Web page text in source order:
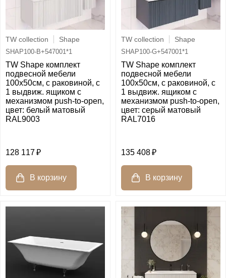
TW collection Shape
SHAP100-B+547001*1
TW Shape комплект
подвесной мебели
100х50см, с раковиной, с
1 выдвиж. ящиком с
механизмом push-to-open,
цвет: белый матовый
RAL9003
128 117
TW collection Shape
SHAP100-G+547001*1
TW Shape комплект
подвесной мебели
100х50см, с раковиной, с
1 выдвиж. ящиком с
механизмом push-to-open,
цвет: серый матовый
RAL7016
135 408